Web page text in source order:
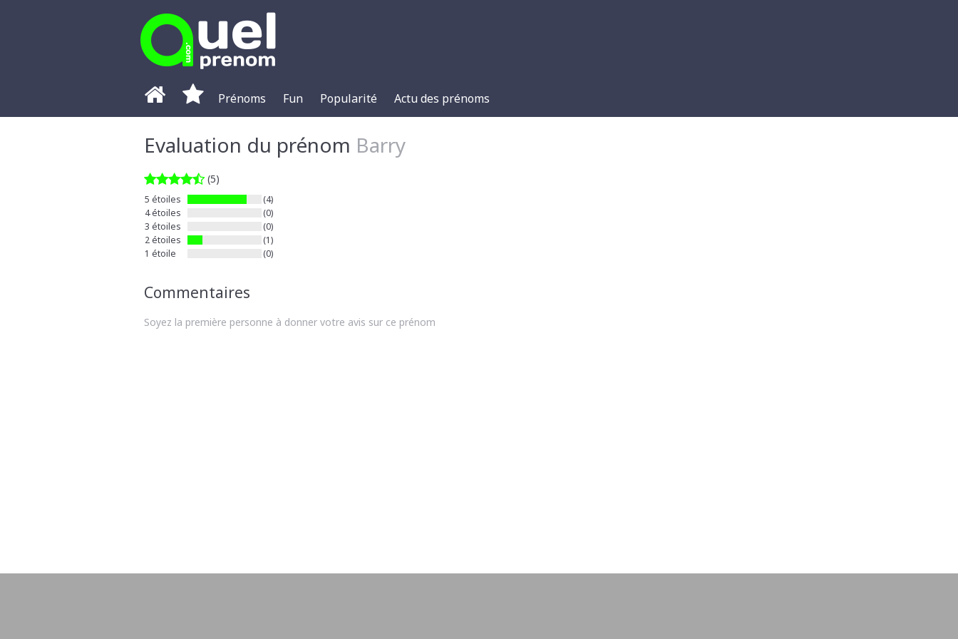
Prénoms Fun Popularité Actu des prénoms
Evaluation du prénom Barry
(5)
5 étoiles
(4)
4 étoiles
(0)
3 étoiles
(0)
2 étoiles
(1)
1 étoile
(0)
Commentaires
Soyez la première personne à donner votre avis sur ce prénom